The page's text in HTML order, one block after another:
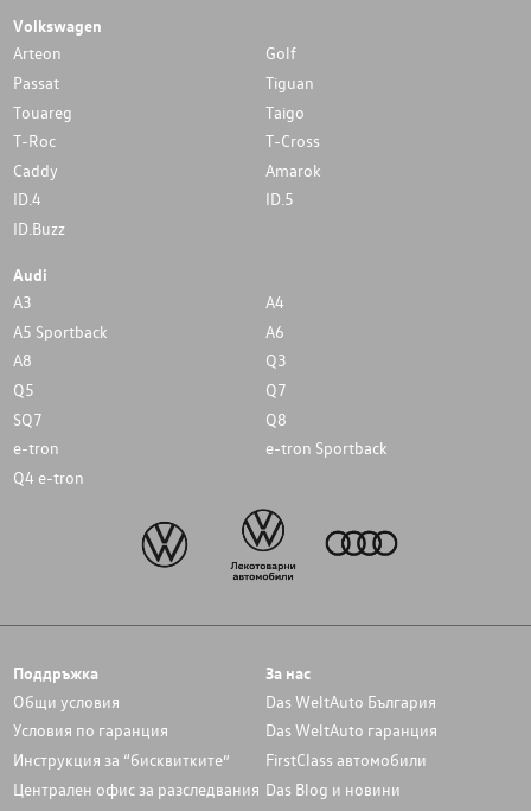
Volkswagen
Arteon
Golf
Passat
Tiguan
Touareg
Taigo
T-Roc
T-Cross
Caddy
Amarok
ID.4
ID.5
ID.Buzz
Audi
A3
A4
A5 Sportback
A6
A8
Q3
Q5
Q7
SQ7
Q8
e-tron
e-tron Sportback
Q4 e-tron
Поддръжка
Общи условия
Условия по гаранция
Инструкция за “бисквитките”
Централен офис за разследвания
За нас
Das WeltAuto България
Das WeltAuto гаранция
FirstClass автомобили
Das Blog и новини